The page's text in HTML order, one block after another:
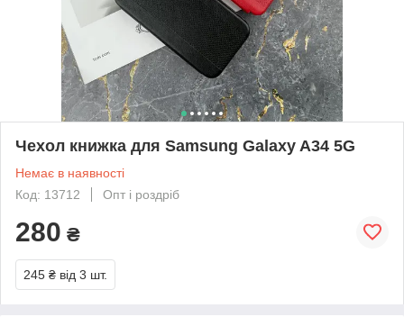
Чехол книжка для Samsung Galaxy A34 5G
Немає в наявності
Код: 13712
Опт і роздріб
280 ₴
245 ₴ від 3 шт.